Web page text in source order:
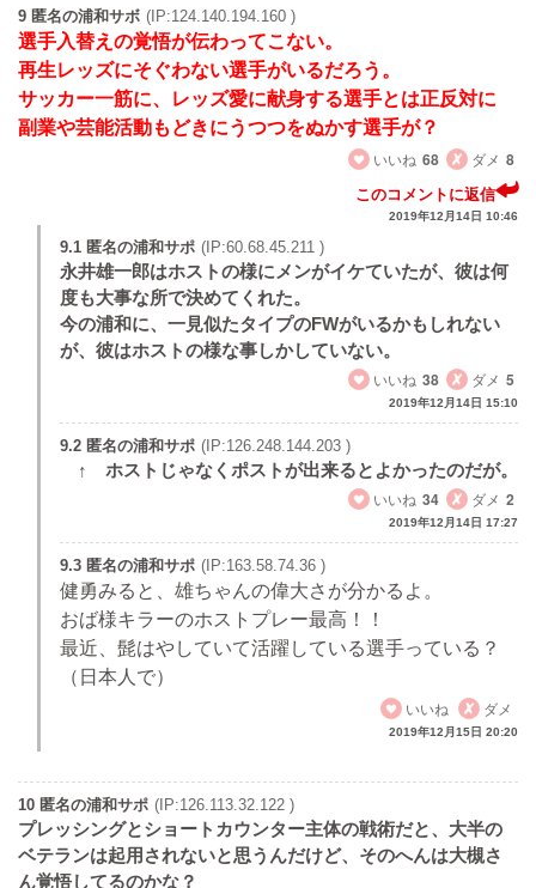
9 匿名の浦和サボ (IP:124.140.194.160 )
選手入替えの覚悟が伝わってこない。
再生レッズにそぐわない選手がいるだろう。
サッカー一筋に、レッズ愛に献身する選手とは正反対に
副業や芸能活動もどきにうつつをぬかす選手が？
いいね 68 ダメ 8
このコメントに返信
2019年12月14日 10:46
9.1 匿名の浦和サポ (IP:60.68.45.211 )
永井雄一郎はホストの様にメンがイケていたが、彼は何
度も大事な所で決めてくれた。
今の浦和に、一見似たタイプのFWがいるかもしれない
が、彼はホストの様な事しかしていない。
いいね 38 ダメ 5
2019年12月14日 15:10
9.2 匿名の浦和サポ (IP:126.248.144.203 )
↑ ホストじゃなくポストが出来るとよかったのだが。
いいね 34 ダメ 2
2019年12月14日 17:27
9.3 匿名の浦和サポ (IP:163.58.74.36 )
健勇みると、雄ちゃんの偉大さが分かるよ。
おば様キラーのホストプレー最高！！
最近、髭はやしていて活躍している選手っている？
（日本人で）
いいね
ダメ
2019年12月15日 20:20
10 匿名の浦和サポ (IP:126.113.32.122 )
プレッシングとショートカウンター主体の戦術だと、大半の
ベテランは起用されないと思うんだけど、そのへんは大槻さ
ん覚悟してるのかな？